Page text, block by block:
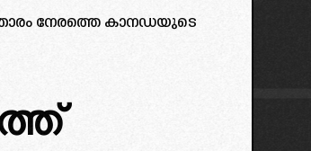
നേരത്തെ കാനഡയുടെ